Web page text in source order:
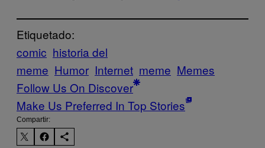
Etiquetado:
comic historia del
meme Humor Internet meme Memes
Follow Us On Discover
Make Us Preferred In Top Stories
Compartir: